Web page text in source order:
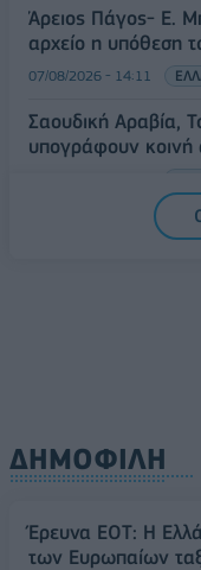
Άρειος Πάγος- Ε.
αρχείο η υπόθεση
07/08/2026 - 14:11
Σαουδική Αραβία,
υπογράφουν κοινή
ΔΗΜΟΦΙΛΗ
Έρευνα ΕΟΤ: Η
των Ευρωπαίων